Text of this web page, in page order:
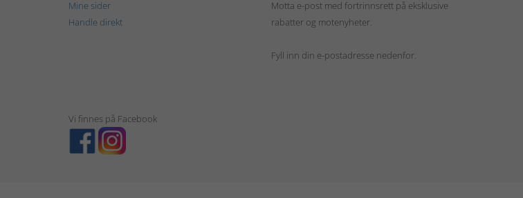
Mine sider
Handle direkt
Motta e-post med fortrinnsrett på eksklusive
rabatter og motenyheter.
Fyll inn din e-postadresse nedenfor.
Vi finnes på Facebook